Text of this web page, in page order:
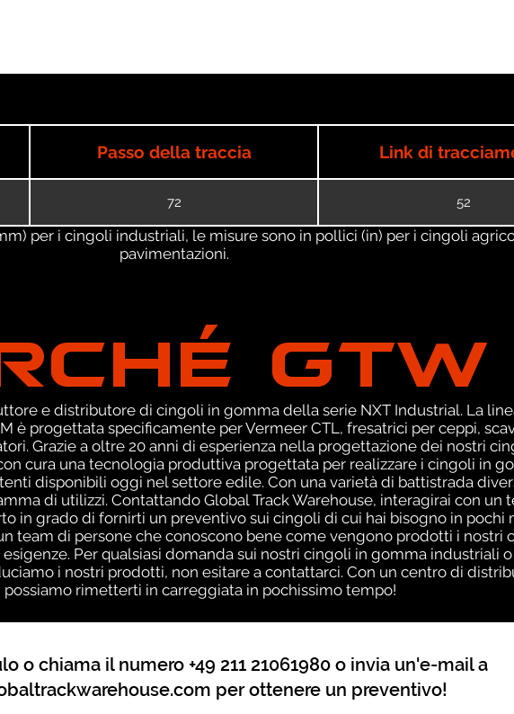
Passo della traccia Link di
72 52
per i cingoli industriali, le misure sono in pollici (in) per i cingoli
pavimentazioni.
GTW
e distributore di cingoli in gomma della serie NXT Industrial. La
è progettata specificamente per Vermeer CTL, fresatrici per ceppi,
Grazie a oltre 20 anni di esperienza nella progettazione dei nostri
cura una tecnologia produttiva progettata per realizzare i cingoli in
disponibili oggi nel settore edile. Con una varietà di battistrada
di utilizzi. Contattando Global Track Warehouse, interagirai con un
in grado di fornirti un preventivo sui cingoli di cui hai bisogno in pochi
team di persone che conoscono bene come vengono prodotti i nostri
Per qualsiasi domanda sui nostri cingoli in gomma industriali
i nostri prodotti, non esitare a contattarci. Con un centro di
possiamo rimetterti in carreggiata in pochissimo tempo!
o chiama il numero +49 211 21061980 o invia un'e-mail a
per ottenere un preventivo!